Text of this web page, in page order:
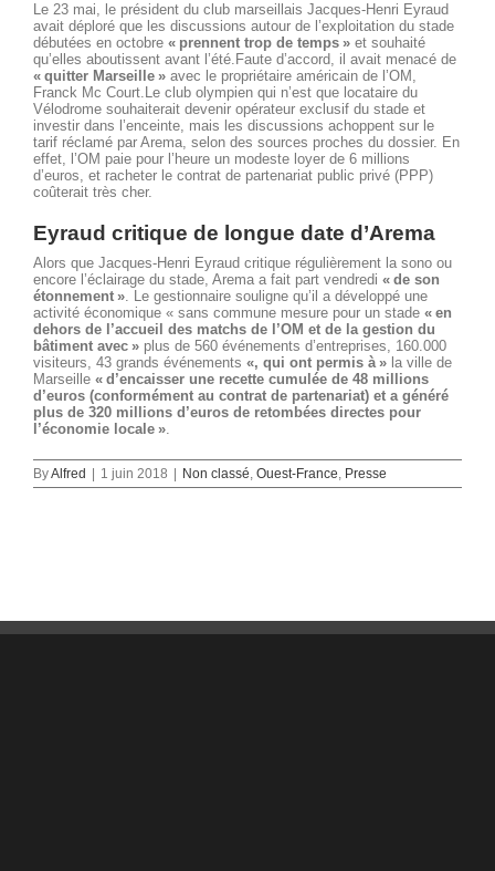
Le 23 mai, le président du club marseillais Jacques-Henri Eyraud
avait déploré que les discussions autour de l’exploitation du stade
débutées en octobre « prennent trop de temps » et souhaité
qu’elles aboutissent avant l’été.Faute d’accord, il avait menacé de
« quitter Marseille » avec le propriétaire américain de l’OM,
Franck Mc Court.Le club olympien qui n’est que locataire du
Vélodrome souhaiterait devenir opérateur exclusif du stade et
investir dans l’enceinte, mais les discussions achoppent sur le
tarif réclamé par Arema, selon des sources proches du dossier. En
effet, l’OM paie pour l’heure un modeste loyer de 6 millions
d’euros, et racheter le contrat de partenariat public privé (PPP)
coûterait très cher.
Eyraud critique de longue date d’Arema
Alors que Jacques-Henri Eyraud critique régulièrement la sono ou
encore l’éclairage du stade, Arema a fait part vendredi « de son
étonnement ». Le gestionnaire souligne qu’il a développé une
activité économique « sans commune mesure pour un stade « en
dehors de l’accueil des matchs de l’OM et de la gestion du
bâtiment avec » plus de 560 événements d’entreprises, 160.000
visiteurs, 43 grands événements «, qui ont permis à » la ville de
Marseille « d’encaisser une recette cumulée de 48 millions
d’euros (conformément au contrat de partenariat) et a généré
plus de 320 millions d’euros de retombées directes pour
l’économie locale ».
ByAlfred 1 juin 2018 Non classé, Ouest-France, Presse